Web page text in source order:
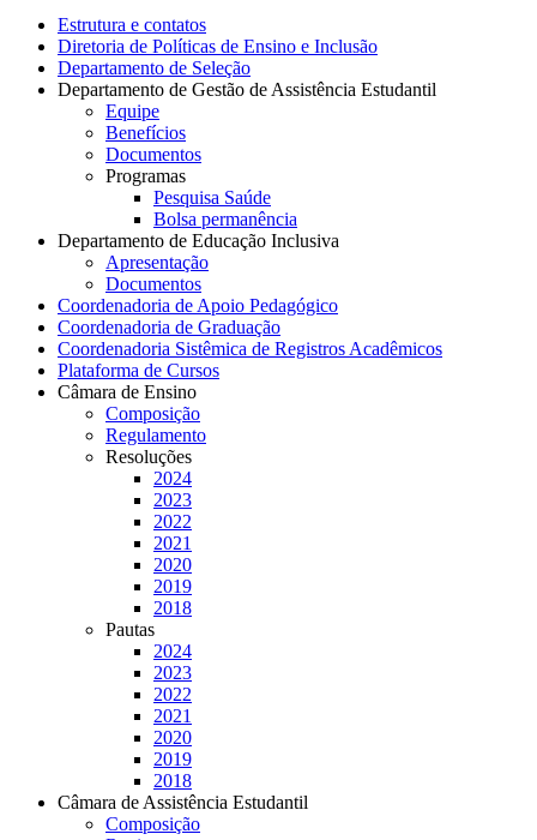
Estrutura e contatos
Diretoria de Políticas de Ensino e Inclusão
Departamento de Seleção
Departamento de Gestão de Assistência Estudantil
Equipe
Benefícios
Documentos
Programas
Pesquisa Saúde
Bolsa permanência
Departamento de Educação Inclusiva
Apresentação
Documentos
Coordenadoria de Apoio Pedagógico
Coordenadoria de Graduação
Coordenadoria Sistêmica de Registros Acadêmicos
Plataforma de Cursos
Câmara de Ensino
Composição
Regulamento
Resoluções
2024
2023
2022
2021
2020
2019
2018
Pautas
2024
2023
2022
2021
2020
2019
2018
Câmara de Assistência Estudantil
Composição